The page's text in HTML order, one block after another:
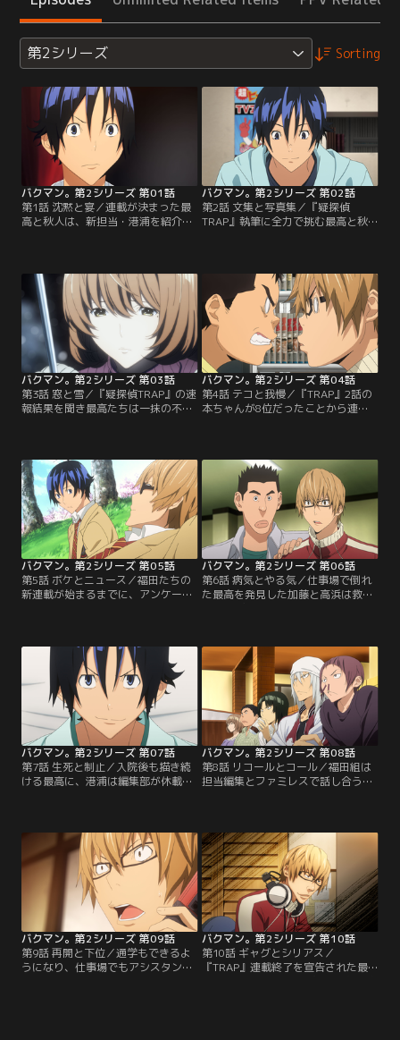
第2シリーズ Sorting
バクマン。第2シリーズ 第01話
第1話 沈黙と宴／連載が決まった最
高と秋人は、新担当・港浦を紹介さ
が、失言もあり、最高も秋人も何と
なく先行きに不安を感じてしまうの
だった。ベテランの小河を含めアシ
スタントが3人入り、ついに連載用
原稿作業がスタートする！【提供：
バンダイチャンネル】
バクマン。第2シリーズ 第02話
第2話 文集と写真集／『疑探偵
TRAP』執筆に全力で挑む最高と秋
き、そこに書いてある“将来の夢
「声優」”という文字を見つめる。
しばらく連絡のない亜豆が気になり
メールした最高は、亜豆からの返信
に異変を感じ、亜豆の家へ向かっ
た！【提供：バンダイチャンネル】
バクマン。第2シリーズ 第03話
第3話 窓と雪／『疑探偵TRAP』の速
報結果を聞き最高たちは一抹の不安
いうことが発覚。その話に納得のい
かない中井は「蒼樹の世界観を表現
できるよう努力する」と毎日蒼樹の
自宅前の公園で絵を描き続けること
を宣言する！【提供：バンダイチャ
ンネル】
バクマン。第2シリーズ 第04話
第4話 テコと我慢／『TRAP』2話の
本ちゃんが8位だったことから連載
の危機感は拭いきれない。「今の順
位をキープして、しっかりとした推
理モノとして定着させるべき」と譲
らない港浦と激論を交わす秋人を前
に、最高は…。【提供：バンダイチ
ャンネル】
バクマン。第2シリーズ 第05話
第5話 ボケとニュース／福田たちの
新連載が始まるまでに、アンケート
えていた秋人は驚き、『ラッコ』の
ように面白くてセンスあるセリフを
考えようと張り切りった結果、
『TRAP』は6位まで順位を上げ、最
高と秋人は手応えを感じていた！
【提供：バンダイチャンネル】
バクマン。第2シリーズ 第06話
第6話 病気とやる気／仕事場で倒れ
た最高を発見した加藤と高浜は救急
3ケ月」と告げられる。最高は病院
でも原稿を描くことを希望するが、
医師のもと安静にすることに。納得
いかない最高は、秋人に病院に原稿
を持ってきてくれるよう頼む。【提
供：バンダイチャンネル】
バクマン。第2シリーズ 第07話
第7話 生死と制止／入院後も描き続
ける最高に、港浦は編集部が休載の
高を見舞いに訪れ、そこで加代子か
らマンガを描かせないように相談さ
れる。入院を聞きつけた福田組の
面々が見舞いに訪れる中、再び現れ
た佐々木が行った宣告とは！？【提
供：バンダイチャンネル】
バクマン。第2シリーズ 第08話
第8話 リコールとコール／福田組は
担当編集とファミレスで話し合う
う。その『少年ジャック』32号を見
て、最高たちは『CROW』や『ラッ
コ11号』『KIYOSHI騎士』
『hideout door』も休載になってい
ることに気づく！【提供：バンダイ
チャンネル】
バクマン。第2シリーズ 第09話
第9話 再開と下位／通学もできるよ
うになり、仕事場でもアシスタント
バクマン。第2シリーズ 第10話
第10話 ギャグとシリアス／
『TRAP』連載終了を宣告された最